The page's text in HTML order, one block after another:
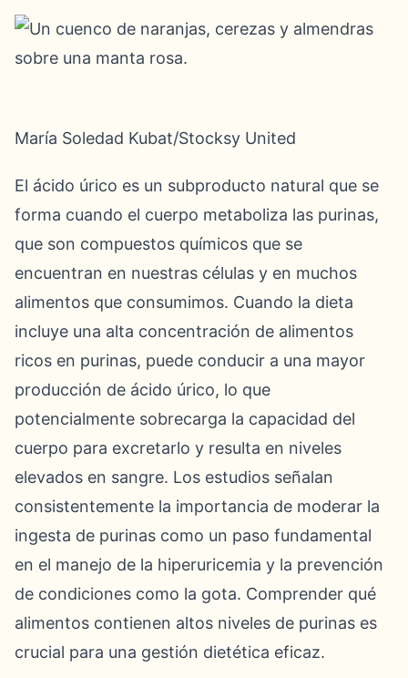
María Soledad Kubat/Stocksy United
El ácido úrico es un subproducto natural que se
forma cuando el cuerpo metaboliza las purinas,
que son compuestos químicos que se
encuentran en nuestras células y en muchos
alimentos que consumimos. Cuando la dieta
incluye una alta concentración de alimentos
ricos en purinas, puede conducir a una mayor
producción de ácido úrico, lo que
potencialmente sobrecarga la capacidad del
cuerpo para excretarlo y resulta en niveles
elevados en sangre. Los estudios señalan
consistentemente la importancia de moderar la
ingesta de purinas como un paso fundamental
en el manejo de la hiperuricemia y la prevención
de condiciones como la gota. Comprender qué
alimentos contienen altos niveles de purinas es
crucial para una gestión dietética eficaz.